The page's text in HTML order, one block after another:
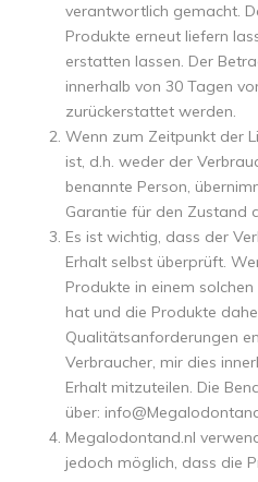
verantwortlich gemacht.
Produkte erneut liefern
erstatten lassen. Der
innerhalb von 30 Tagen
zurückerstattet werden.
Wenn zum Zeitpunkt der
ist, d.h. weder der
benannte Person,
Garantie für den Zustand
Es ist wichtig, dass der
Erhalt selbst überprüft.
Produkte in einem
hat und die Produkte
Qualitätsanforderungen
Verbraucher, mir dies
Erhalt mitzuteilen. Die
über:
Megalodontand.nl
jedoch möglich, dass die